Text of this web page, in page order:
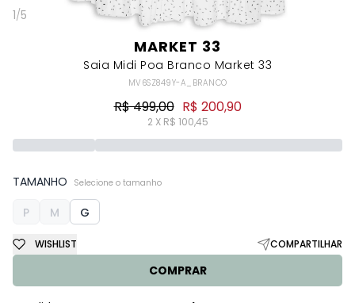
1/5
MARKET 33
Saia Midi Poa Branco Market 33
MV6SZ849Y-A_BRANCO
R$ 499,00 R$ 200,90
2 X R$ 100,45
TAMANHO Selecione o tamanho
P M G
COMPRAR
WISHLIST COMPARTILHAR